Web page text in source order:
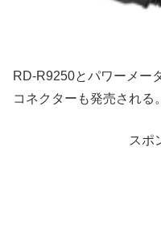
RD-R9250とパワーメー
コネクターも発売される。
スポ